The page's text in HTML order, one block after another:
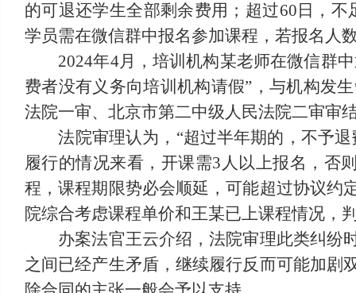
的可退还学生全部剩余费用；超过60日，
学员需在微信群中报名参加课程，若报名人
2024年4月，培训机构某老师在微信群中
费者没有义务向培训机构请假”，与机构发
法院一审、北京市第二中级人民法院二审审
法院审理认为，“超过半年期的，不予退
履行的情况来看，开课需3人以上报名，否
程，课程期限势必会顺延，可能超过协议约
院综合考虑课程单价和王某已上课程情况，
办案法官王云介绍，法院审理此类纠纷时
之间已经产生矛盾，继续履行反而可能加剧